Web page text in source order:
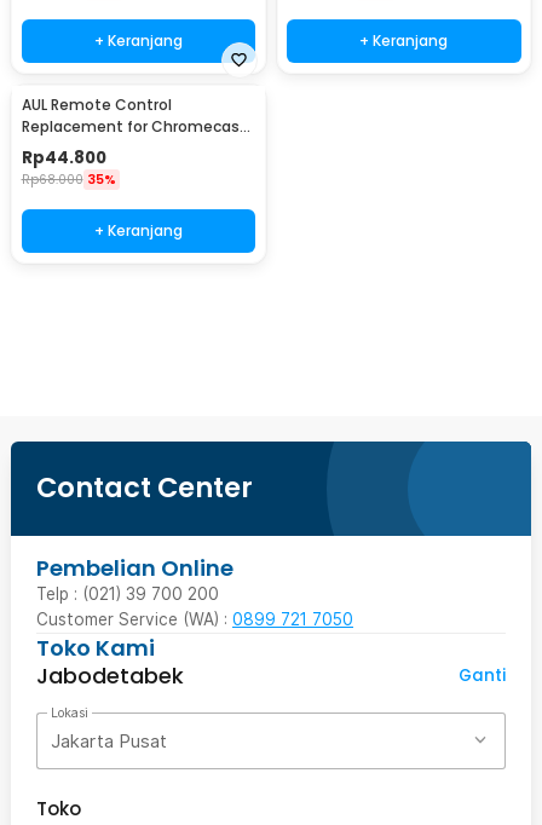
+ Keranjang + Keranjang
AUL Remote Control
Replacement for Chromecast
Google TV - G9N9N
Rp44.800
Rp68.000 35%
+ Keranjang
Contact Center
Pembelian Online
Telp : (021) 39 700 200
Customer Service (WA) : 0899 721 7050
Toko Kami
Jabodetabek
Ganti
Lokasi
Jakarta Pusat
Toko